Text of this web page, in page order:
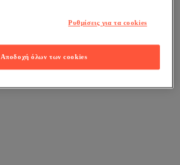
Ρυθμίσεις για τα cookies
Αποδοχή όλων των cookies